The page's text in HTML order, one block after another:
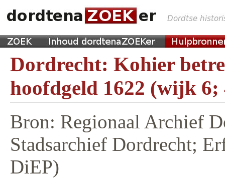
Dordrecht: Kohier
hoofdgeld 1622 (wijk 6;
Bron: Regionaal Archief
Stadsarchief Dordrecht;
DiEP)